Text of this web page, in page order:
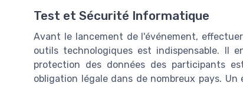
Test et Sécurité Informatique
Avant le lancement de l'événement,
outils technologiques est indispensable. Il
protection des données des participants
obligation légale dans de nombreux pays.